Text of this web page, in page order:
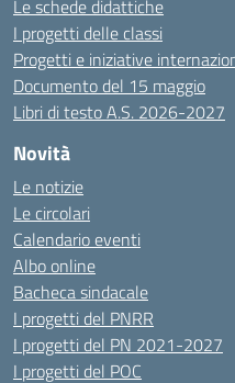
Le schede didattiche
I progetti delle classi
Progetti e iniziative
Documento del 15 maggio
Libri di testo A.S. 2026-2027
Novità
Le notizie
Le circolari
Calendario eventi
Albo online
Bacheca sindacale
I progetti del PNRR
I progetti del PN 2021-2027
I progetti del POC